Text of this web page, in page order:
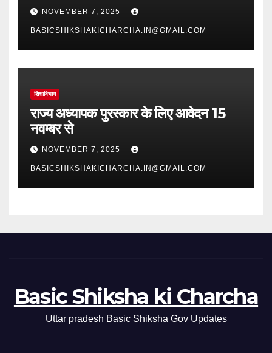
NOVEMBER 7, 2025
BASICSHIKSHAKICHARCHA.IN@GMAIL.COM
शिक्षाविभाग
राज्य अध्यापक पुरस्कार के लिए आवेदन 15
नवम्बर से
NOVEMBER 7, 2025
BASICSHIKSHAKICHARCHA.IN@GMAIL.COM
Basic Shiksha ki Charcha
Uttar pradesh Basic Shiksha Gov Updates